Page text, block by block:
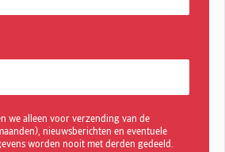
we alleen voor verzending van de
nieuwsberichten en eventuele
worden nooit met derden gedeeld.